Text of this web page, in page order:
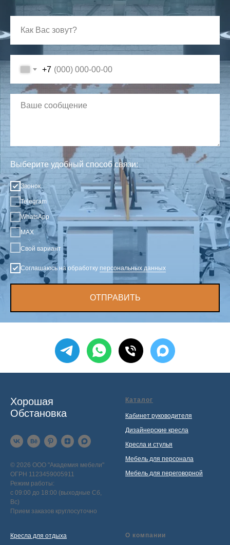
+7
Выберите удобный способ связи:
Звонок
Telegram
WhatsApp
MAX
Свой вариант
Соглашаюсь на обработку персональных данных
ОТПРАВИТЬ
Хорошая
Обстановка
© 2026 ООО "Академия мебели"
ОГРН 1123459005911
Режим работы:
с 09:00 до 18:00 (выходные Сб,
Вс)
Прием заказов круглосуточно
Каталог
Кабинет руководителя
Дизайнерские кресла
Кресла и стулья
Мебель для персонала
Мебель для переговорной
Кресла для отдыха О компании